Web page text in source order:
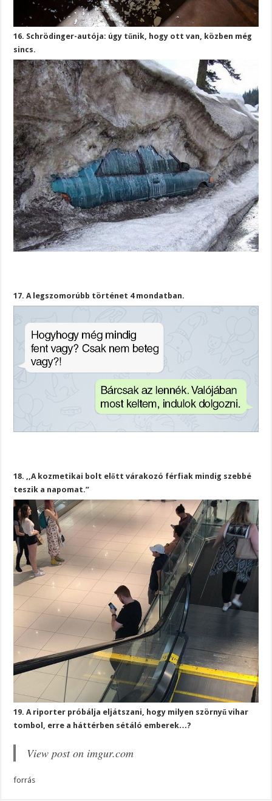
16. Schrödinger-autója: úgy tűnik, hogy ott van, közben még
sincs.
17. A legszomorúbb történet 4 mondatban.
18. ,,A kozmetikai bolt előtt várakozó férfiak mindig szebbé
teszik a napomat.”
19. A riporter próbálja eljátszani, hogy milyen szörnyű vihar
tombol, erre a háttérben sétáló emberek…?
View post on imgur.com
forrás